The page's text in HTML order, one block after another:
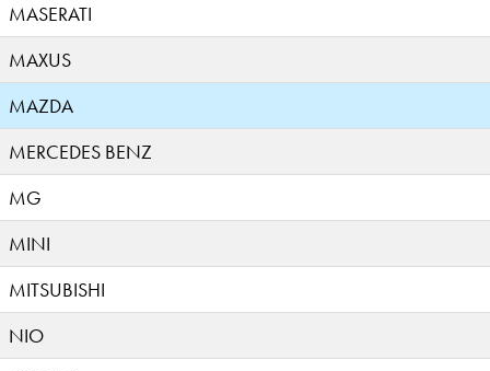
MASERATI
MAXUS
MAZDA
MERCEDES BENZ
MG
MINI
MITSUBISHI
NIO